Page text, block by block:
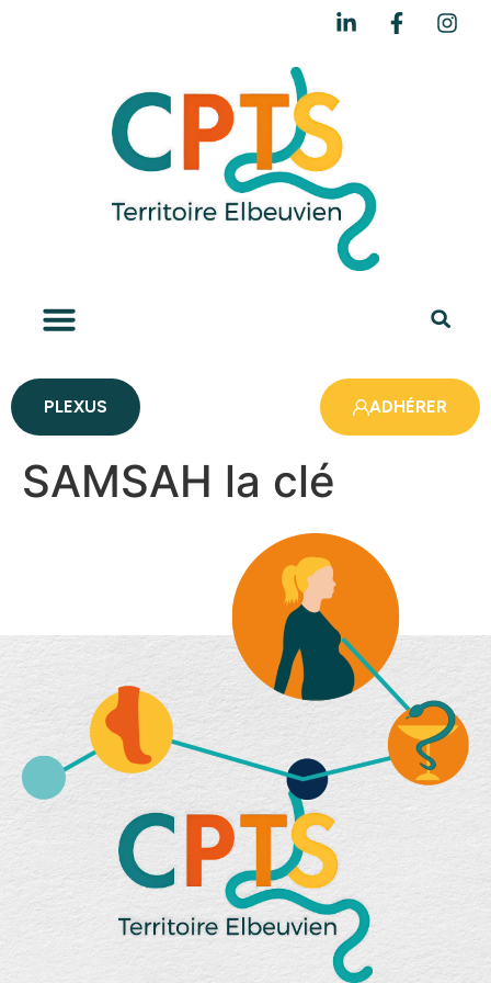
PLEXUS ADHÉRER
SAMSAH la clé